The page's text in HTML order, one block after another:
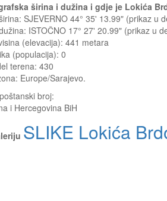
širina i dužina i gdje je Lokića
SJEVERNO 44° 35' 13.99" (prikaz u
ISTOČNO 17° 27' 20.99" (prikaz u
(elevacija): 441 metara
(populacija): 0
terena: 430
Europe/Sarajevo.
poštanski broj:
i Hercegovina BiH
SLIKE Lokića